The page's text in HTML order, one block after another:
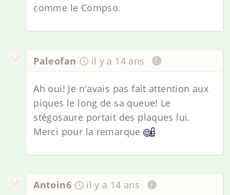
comme le Compso.
Paleofan il y a 14 ans
Ah oui! Je n'avais pas fait attention aux
piques le long de sa queue! Le
stégosaure portait des plaques lui.
Merci pour la remarque
Antoin6 il y a 14 ans